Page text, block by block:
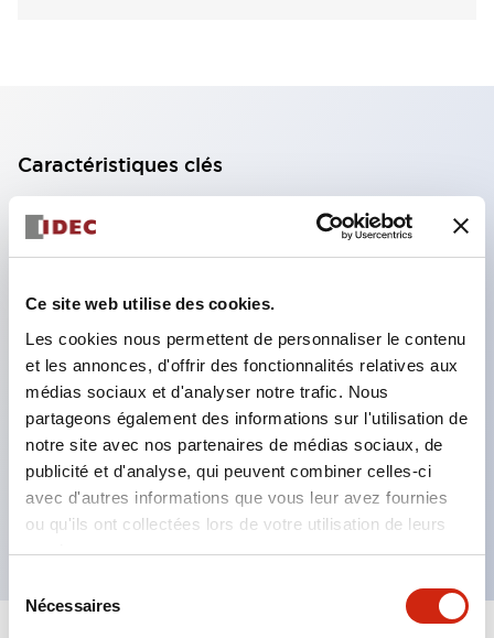
Ce site web utilise des cookies.
Les cookies nous permettent de personnaliser le contenu
et les annonces, d'offrir des fonctionnalités relatives aux
médias sociaux et d'analyser notre trafic. Nous
partageons également des informations sur l'utilisation de
notre site avec nos partenaires de médias sociaux, de
publicité et d'analyse, qui peuvent combiner celles-ci
avec d'autres informations que vous leur avez fournies
ou qu'ils ont collectées lors de votre utilisation de leurs
services.
Nécessaires
Caractéristiques clés
Bloc de contact à 2 étages avec 2 contacts,
permettant une configuration à 4 contacts
contact à 11 étages), 59,9 mm (*bloc de contact à
22 étages). Conception peu encombrante
possible.
Structure de sécurité de 3e génération :
déclenchement à 2 actions, garde intégrée,
structure de protection des doigts IP20.